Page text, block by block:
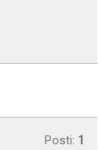
Posti: 1